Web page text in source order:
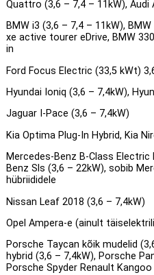
Quattro (3,6 – 7,4 – 11kW), Audi
BMW i3 (3,6 – 7,4 – 11kW),
xe active tourer eDrive, BMW
in
Ford Focus Electric (33,5 kWt)
Hyundai Ioniq (3,6 – 7,4kW),
Jaguar I-Pace (3,6 – 7,4kW)
Kia Optima Plug-In Hybrid, Kia
Mercedes-Benz B-Class Electric
Benz Sls (3,6 – 22kW), sobib
hübriididele
Nissan Leaf 2018 (3,6 – 7,4kW)
Opel Ampera-e (ainult
Porsche Taycan kõik mudelid
hybrid (3,6 – 7,4kW), Porsche
Porsche Spyder Renault